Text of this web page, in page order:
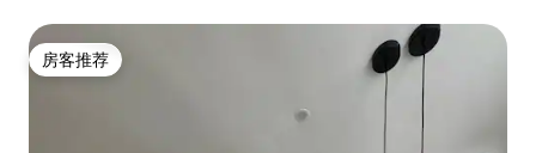
房客推荐
房客推荐